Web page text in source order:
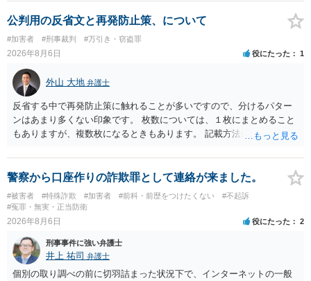
公判用の反省文と再発防止策、について
#加害者 #刑事裁判 #万引き・窃盗罪
2026年8月6日 役にたった 1
外山 大地 弁護士
反省する中で再発防止策に触れることが多いですので、分けるパター
ンはあまり多くない印象です。 枚数については、１枚にまとめること
もありますが、複数枚になるときもあります。 記載方法については、
います。 したがいまして、いずれも良いかと考えます。
警察から口座作りの詐欺罪として連絡が来ました。
#被害者 #特殊詐欺 #加害者 #前科・前歴をつけたくない
#不起訴
#冤罪・無実・正当防衛
2026年8月6日 役にたった 2
刑事事件に強い弁護士
井上 祐司 弁護士
個別の取り調べの前に切羽詰まった状況下で、インターネットの一般